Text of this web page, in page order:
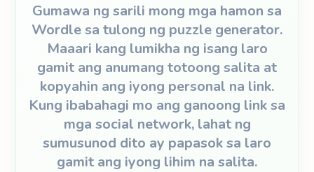
Gumawa ng sarili mong mga hamon sa
Wordle sa tulong ng puzzle generator.
Maaari kang lumikha ng isang laro
gamit ang anumang totoong salita at
kopyahin ang iyong personal na link.
Kung ibabahagi mo ang ganoong link sa
mga social network, lahat ng
sumusunod dito ay papasok sa laro
gamit ang iyong lihim na salita.